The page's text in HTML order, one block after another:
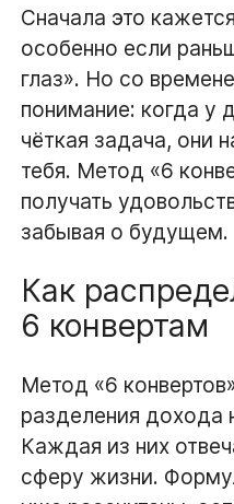
Сначала это
особенно если
глаз». Но со
понимание: когда у
чёткая задача, они
тебя. Метод «6
получать
забывая о будущем.
Как
6 конвертам
Метод «6
разделения дохода
Каждая из них
сферу жизни.